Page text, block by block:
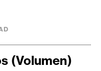
(Volumen)